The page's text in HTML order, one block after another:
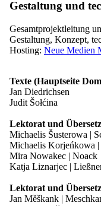
Zamperergesellschaft.
Zapust
Seit dem späten 19.
Tanztrachten, die
Zapuststräußchen
Jatšowne
Ostereierverzieren),
Gestaltung und
Gesamtprojektleitung
Gestaltung, Konzept,
Hosting: Neue Medien
Texte (Hauptseite
Jan Diedrichsen
Judit Šołćina
Lektorat und
Michaelis Šusterowa |
Michaelis Korjeńkowa
Mira Nowakec | Noack
Katja Liznarjec |
Lektorat und
Jan Měškank |